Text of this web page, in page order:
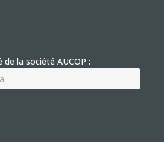
la société AUCOP :